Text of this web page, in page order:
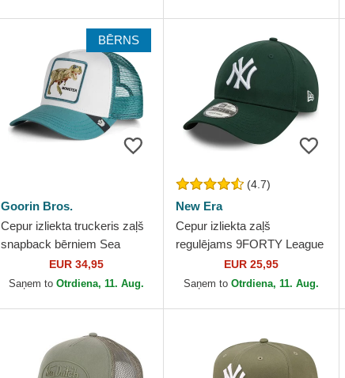
BĒRNS
Goorin Bros.
Cepur izliekta truckeris zaļš
snapback bērniem Sea
Monster The Farm no Goorin
Bros.
EUR 34,95
Saņem to Otrdiena, 11. Aug.
(4.7)
New Era
Cepur izliekta zaļš
regulējams 9FORTY League
Essential no New York
Yankees MLB no New Era
EUR 25,95
Saņem to Otrdiena, 11. Aug.